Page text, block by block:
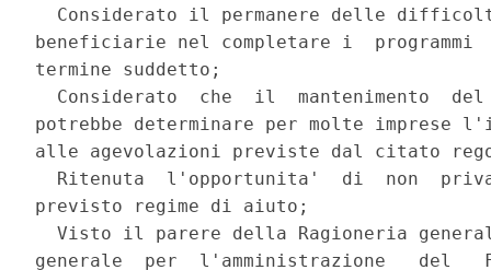
Considerato il permanere delle
beneficiarie nel completare i
termine suddetto;
Considerato  che  il  mantenimento
potrebbe determinare per molte
alle agevolazioni previste dal citato
Ritenuta  l'opportunita'  di  non
previsto regime di aiuto;
Visto il parere della Ragioneria
generale  per  l'amministrazione   del